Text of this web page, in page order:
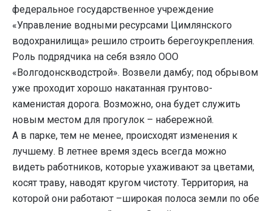
федеральное государственное учреждение
«Управление водными ресурсами Цимлянского
водохранилища» решило строить берегоукрепления.
Роль подрядчика на себя взяло ООО
«Волгодонскводстрой». Возвели дамбу; под обрывом
уже проходит хорошо накатанная грунтово-
каменистая дорога. Возможно, она будет служить
новым местом для прогулок – набережной.
А в парке, тем не менее, происходят изменения к
лучшему. В летнее время здесь всегда можно
видеть работников, которые ухаживают за цветами,
косят траву, наводят кругом чистоту. Территория, на
которой они работают –широкая полоса земли по обе